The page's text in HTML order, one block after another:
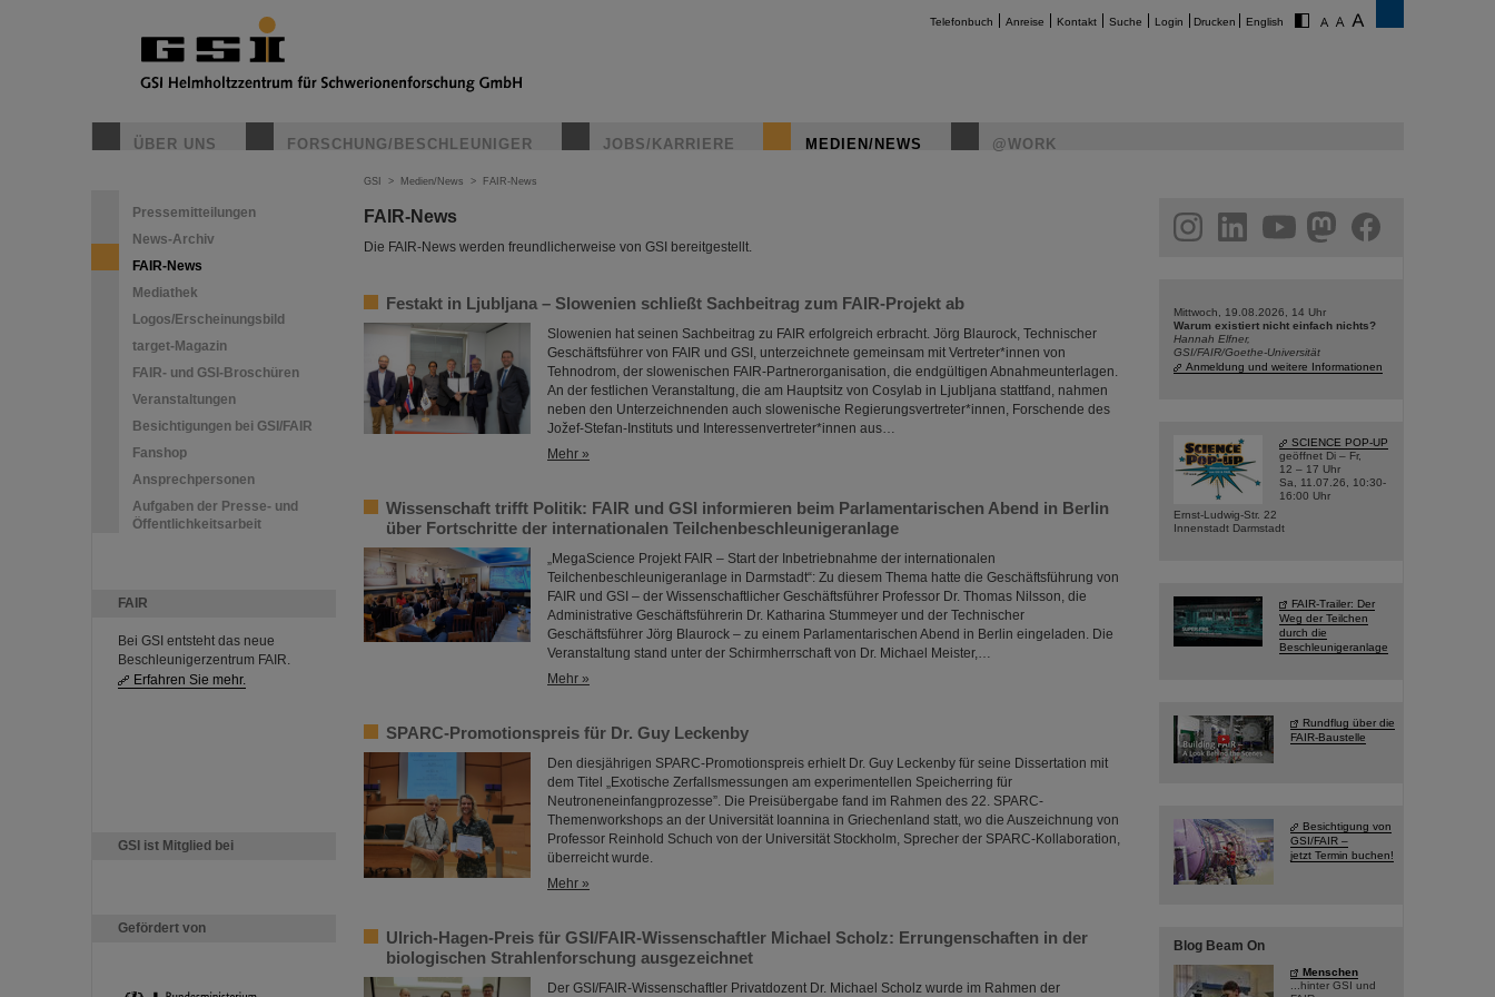
Telefonbuch Anreise Kontakt Suche Login Drucken English
ÜBER UNS FORSCHUNG/BESCHLEUNIGER JOBS/KARRIERE MEDIEN/NEWS @WORK
Pressemitteilungen
News-Archiv
FAIR-News
Mediathek
Logos/Erscheinungsbild
target-Magazin
FAIR- und GSI-Broschüren
Veranstaltungen
Besichtigungen bei GSI/FAIR
Fanshop
Ansprechpersonen
Aufgaben der Presse- und
Öffentlichkeitsarbeit
FAIR
Bei GSI entsteht das neue
Beschleunigerzentrum FAIR.
Erfahren Sie mehr.
GSI ist Mitglied bei
Gefördert von
GSI > Medien/News > FAIR-News
FAIR-News
Die FAIR-News werden freundlicherweise von GSI bereitgestellt.
Festakt in Ljubljana – Slowenien schließt Sachbeitrag zum FAIR-Projekt ab
Slowenien hat seinen Sachbeitrag zu FAIR erfolgreich erbracht. Jörg Blaurock, Technischer
Geschäftsführer von FAIR und GSI, unterzeichnete gemeinsam mit Vertreter*innen von
Tehnodrom, der slowenischen FAIR-Partnerorganisation, die endgültigen Abnahmeunterlagen.
An der festlichen Veranstaltung, die am Hauptsitz von Cosylab in Ljubljana stattfand, nahmen
neben den Unterzeichnenden auch slowenische Regierungsvertreter*innen, Forschende des
Jožef-Stefan-Instituts und Interessenvertreter*innen aus…
Mehr »
Wissenschaft trifft Politik: FAIR und GSI informieren beim Parlamentarischen Abend in Berlin
über Fortschritte der internationalen Teilchenbeschleunigeranlage
„MegaScience Projekt FAIR – Start der Inbetriebnahme der internationalen
Teilchenbeschleunigeranlage in Darmstadt“: Zu diesem Thema hatte die Geschäftsführung von
FAIR und GSI – der Wissenschaftlicher Geschäftsführer Professor Dr. Thomas Nilsson, die
Administrative Geschäftsführerin Dr. Katharina Stummeyer und der Technischer
Geschäftsführer Jörg Blaurock – zu einem Parlamentarischen Abend in Berlin eingeladen. Die
Veranstaltung stand unter der Schirmherrschaft von Dr. Michael Meister,…
Mehr »
SPARC-Promotionspreis für Dr. Guy Leckenby
Den diesjährigen SPARC-Promotionspreis erhielt Dr. Guy Leckenby für seine Dissertation mit
dem Titel „Exotische Zerfallsmessungen am experimentellen Speicherring für
Neutroneneinfangprozesse”. Die Preisübergabe fand im Rahmen des 22. SPARC-
Themenworkshops an der Universität Ioannina in Griechenland statt, wo die Auszeichnung von
Professor Reinhold Schuch von der Universität Stockholm, Sprecher der SPARC-Kollaboration,
überreicht wurde.
Mehr »
Ulrich-Hagen-Preis für GSI/FAIR-Wissenschaftler Michael Scholz: Errungenschaften in der
biologischen Strahlenforschung ausgezeichnet
Der GSI/FAIR-Wissenschaftler Privatdozent Dr. Michael Scholz wurde im Rahmen der
facebook
Mittwoch, 19.08.2026, 14 Uhr
Warum existiert nicht einfach nichts?
Hannah Elfner,
GSI/FAIR/Goethe-Universität
Anmeldung und weitere Informationen
SCIENCE POP-UP
geöffnet Di – Fr,
12 – 17 Uhr
Sa, 11.07.26, 10:30-
16:00 Uhr
Ernst-Ludwig-Str. 22
Innenstadt Darmstadt
FAIR-Trailer: Der
Weg der Teilchen
durch die
Beschleunigeranlage
Rundflug über die
FAIR-Baustelle
Besichtigung von
GSI/FAIR –
jetzt Termin buchen!
Blog Beam On
Menschen
...hinter GSI und